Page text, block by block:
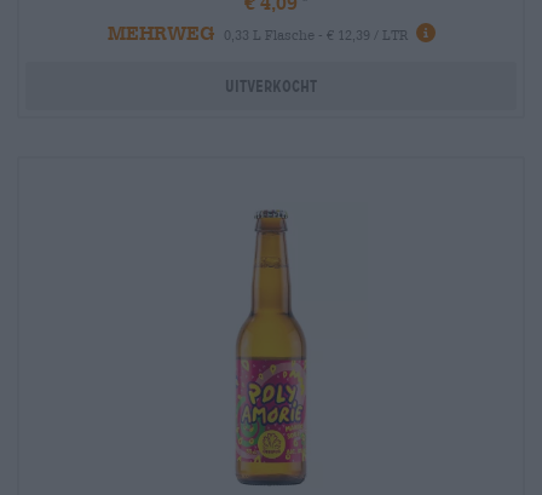
MEHRWEG
0,33 L Flasche - € 12,39 / LTR info
Uitverkocht